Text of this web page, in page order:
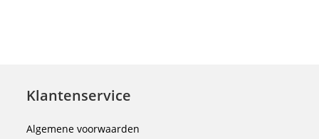
Klantenservice
Algemene voorwaarden